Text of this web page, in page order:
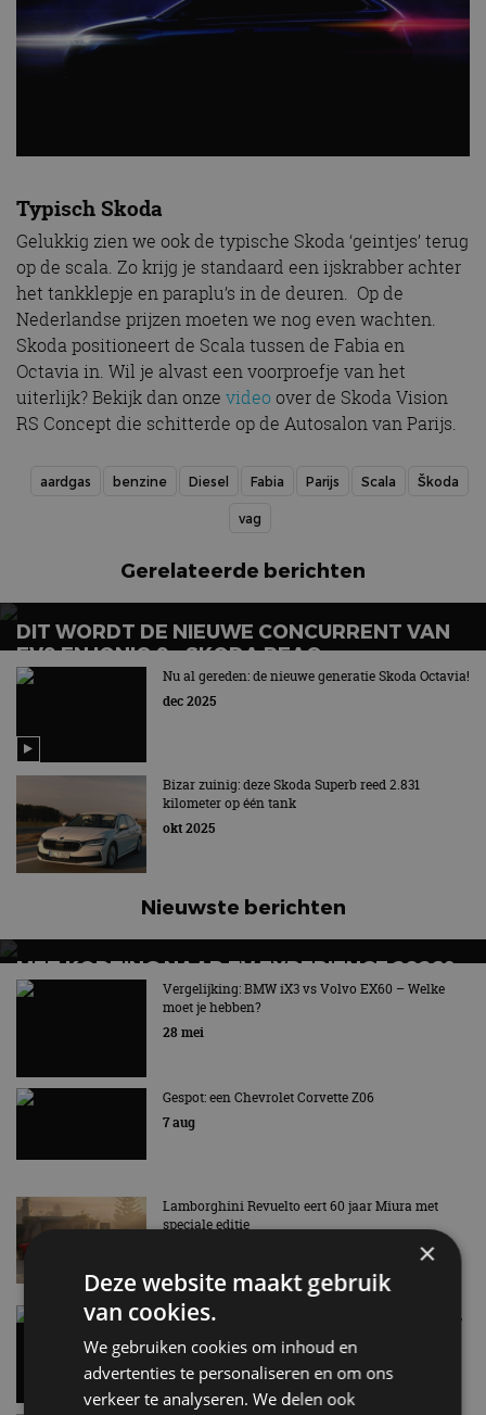
Typisch Skoda
Gelukkig zien we ook de typische Skoda ‘geintjes’ terug
op de scala. Zo krijg je standaard een ijskrabber achter
het tankklepje en paraplu’s in de deuren. Op de
Nederlandse prijzen moeten we nog even wachten.
Skoda positioneert de Scala tussen de Fabia en
Octavia in. Wil je alvast een voorproefje van het
uiterlijk? Bekijk dan onze videoover de Skoda Vision
RS Concept die schitterde op de Autosalon van Parijs.
aardgas benzine Diesel Fabia Parijs Scala Škoda
vag
Gerelateerde berichten
DIT WORDT DE NIEUWE CONCURRENT VAN
EV9 EN IONIQ 9 – SKODA PEAQ
Nu al gereden: de nieuwe generatie Skoda Octavia!
dec 2025
Bizar zuinig: deze Skoda Superb reed 2.831
kilometer op één tank
okt 2025
Nieuwste berichten
MET KORTING NAAR EV EXPERIENCE 2026?
AUTORAI REGELT HET!
EV Experience 2026 van 24 tot 26 september
Vergelijking: BMW iX3 vs Volvo EX60 – Welke
moet je hebben?
28 mei
Gespot: een Chevrolet Corvette Z06
7 aug
Lamborghini Revuelto eert 60 jaar Miura met
speciale editie
Carbon fibre op je laadkabel: nergens voor nodig,
5 aug
×
Deze website maakt gebruik
van cookies.
We gebruiken cookies om inhoud en
advertenties te personaliseren en om ons
verkeer te analyseren. We delen ook